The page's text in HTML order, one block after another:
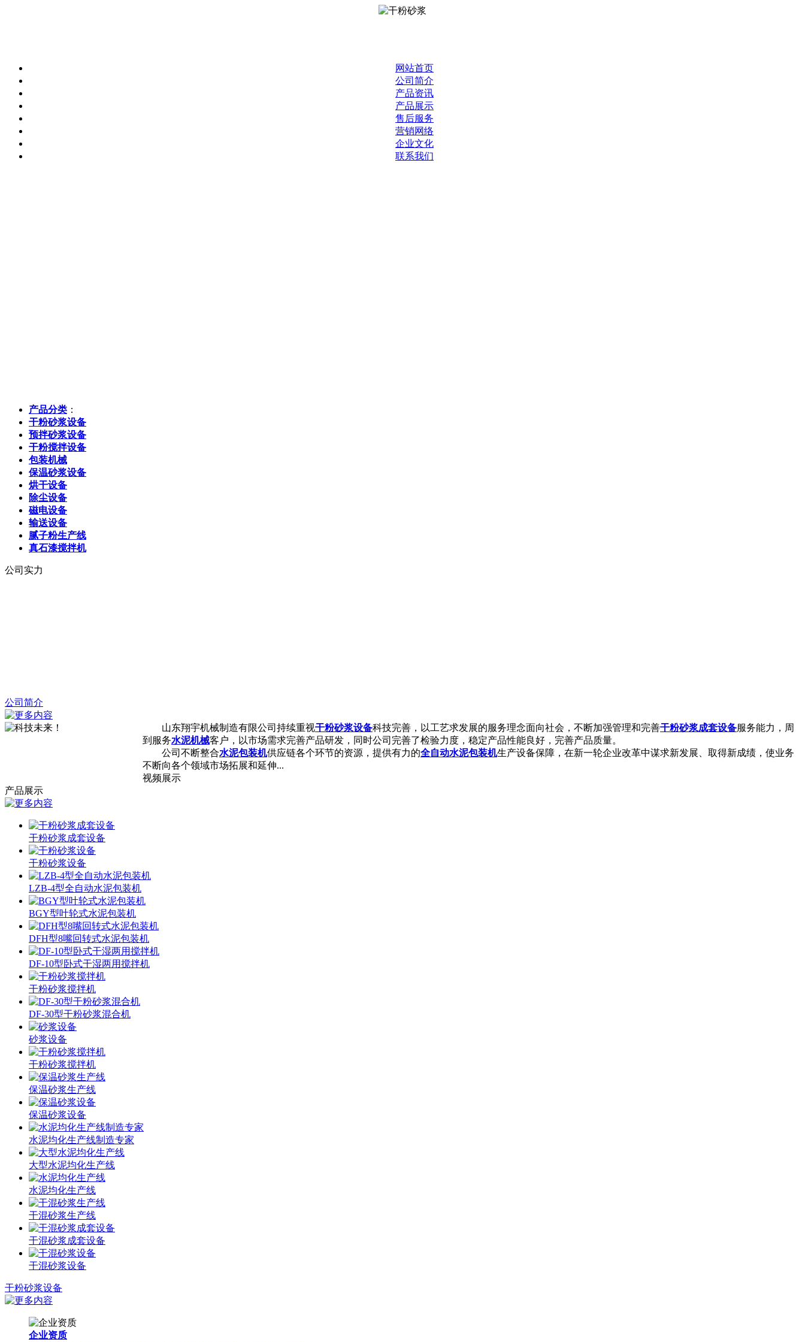
网站首页
公司简介
产品资讯
产品展示
售后服务
营销网络
企业文化
联系我们
产品分类 ：
干粉砂浆设备
预拌砂浆设备
干粉搅拌设备
包装机械
保温砂浆设备
烘干设备
除尘设备
磁电设备
输送设备
腻子粉生产线
真石漆搅拌机
公司实力
公司简介
山东翔宇机械制造有限公司持续重视干粉砂浆设备科技完善，以工艺求发展的服务理念面向社会，不断加强管理和完善干粉砂浆成套设备服务能力，周
到服务水泥机械客户，以市场需求完善产品研发，同时公司完善了检验力度，稳定产品性能良好，完善产品质量。
公司不断整合水泥包装机供应链各个环节的资源，提供有力的全自动水泥包装机生产设备保障，在新一轮企业改革中谋求新发展、取得新成绩，使业务
不断向各个领域市场拓展和延伸...
视频展示
产品展示
干粉砂浆成套设备
干粉砂浆设备
LZB-4型全自动水泥包装机
BGY型叶轮式水泥包装机
DFH型8嘴回转式水泥包装机
DF-10型卧式干湿两用搅拌机
干粉砂浆搅拌机
DF-30型干粉砂浆混合机
砂浆设备
干粉砂浆搅拌机
保温砂浆生产线
保温砂浆设备
水泥均化生产线制造专家
大型水泥均化生产线
水泥均化生产线
干混砂浆生产线
干混砂浆成套设备
干混砂浆设备
干粉砂浆设备
企业资质